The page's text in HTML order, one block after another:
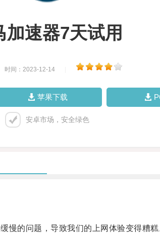
加速器7天试用
时间：2023-12-14
苹果下载
安卓市场，安全绿色
的问题，导致我们的上网体验变得糟糕